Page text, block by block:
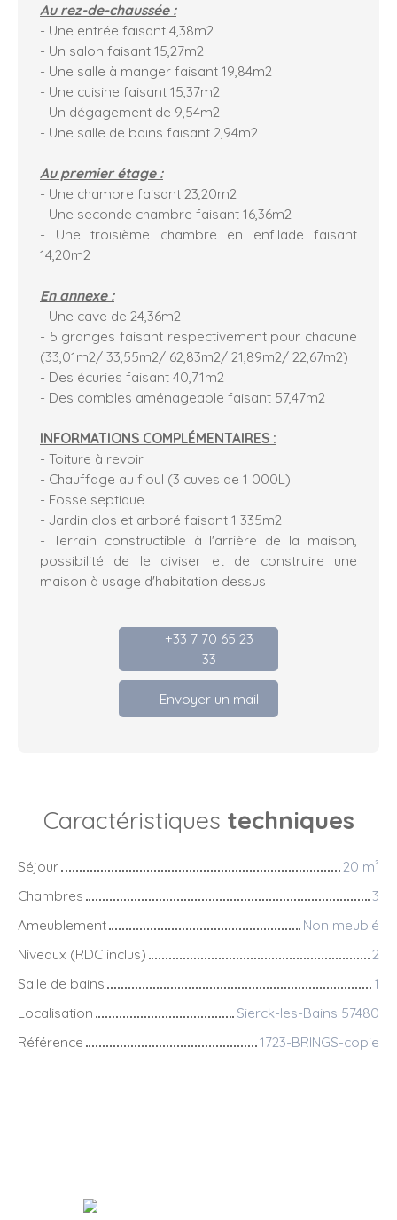
Au rez-de-chaussée :
- Une entrée faisant 4,38m2
- Un salon faisant 15,27m2
- Une salle à manger faisant 19,84m2
- Une cuisine faisant 15,37m2
- Un dégagement de 9,54m2
- Une salle de bains faisant 2,94m2
Au premier étage :
- Une chambre faisant 23,20m2
- Une seconde chambre faisant 16,36m2
- Une troisième chambre en enfilade faisant
14,20m2
En annexe :
- Une cave de 24,36m2
- 5 granges faisant respectivement pour chacune
(33,01m2/ 33,55m2/ 62,83m2/ 21,89m2/ 22,67m2)
- Des écuries faisant 40,71m2
- Des combles aménageable faisant 57,47m2
INFORMATIONS COMPLÉMENTAIRES :
- Toiture à revoir
- Chauffage au fioul (3 cuves de 1 000L)
- Fosse septique
- Jardin clos et arboré faisant 1 335m2
- Terrain constructible à l'arrière de la maison,
possibilité de le diviser et de construire une
maison à usage d'habitation dessus
+33 7 70 65 23
33
Envoyer un mail
Caractéristiques techniques
Séjour 20 m²
Chambres
3
Ameublement
Non meublé
Niveaux (RDC inclus)
2
Salle de bains
1
Localisation
Sierck-les-Bains 57480
Référence
1723-BRINGS-copie